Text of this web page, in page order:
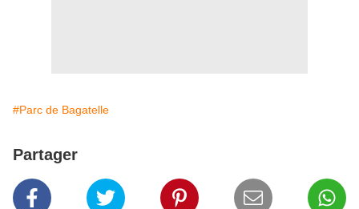
#Parc de Bagatelle
Partager